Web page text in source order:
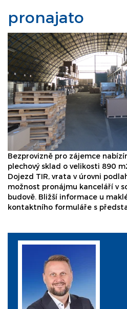
pronajato
Bezprovizně pro zájemce
plechový sklad o velikosti 890
Dojezd TIR, vrata v úrovni
možnost pronájmu kanceláří v
budově. Bližší informace u
kontaktního formuláře s